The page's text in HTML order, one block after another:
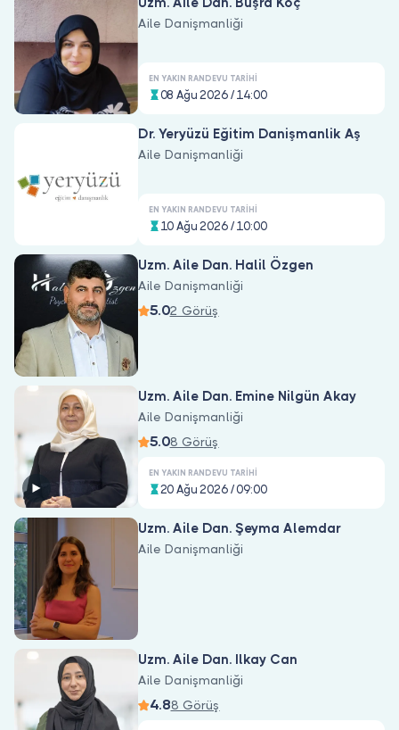
Aile Danişmanliği
EN YAKIN RANDEVU TARIHI
08 Ağu 2026 / 14:00
Dr. Yeryüzü Eğitim Danişmanlik Aş
Aile Danişmanliği
EN YAKIN RANDEVU TARIHI
10 Ağu 2026 / 10:00
Uzm. Aile Dan. Halil Özgen
Aile Danişmanliği
5.02 Görüş
Uzm. Aile Dan. Emine Nilgün Akay
Aile Danişmanliği
5.08 Görüş
EN YAKIN RANDEVU TARIHI
20 Ağu 2026 / 09:00
Uzm. Aile Dan. Şeyma Alemdar
Aile Danişmanliği
Uzm. Aile Dan. Ilkay Can
Aile Danişmanliği
4.88 Görüş